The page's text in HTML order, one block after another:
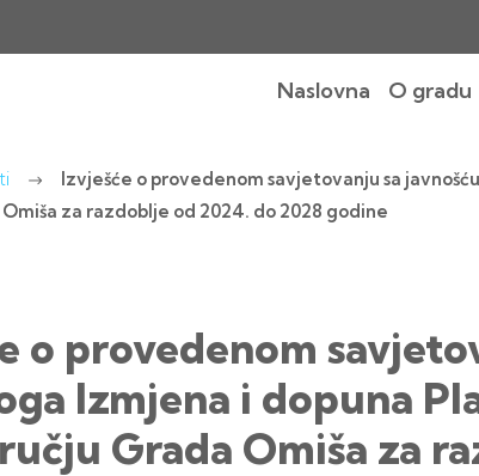
Naslovna O gradu
Izvješće o provedenom savjetovanju sa
za razdoblje od 2024. do 2028 godine
o provedenom
Izmjena i dopuna
Grada Omiša za